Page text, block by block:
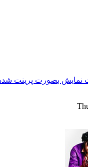
نمایش بصورت پرینت